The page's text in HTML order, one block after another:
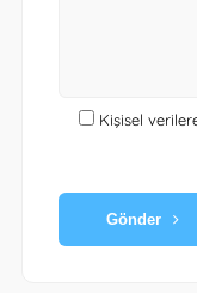
Kişisel
Gönder